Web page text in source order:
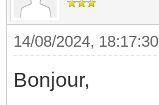
14/08/2024, 18:17:30
Bonjour,